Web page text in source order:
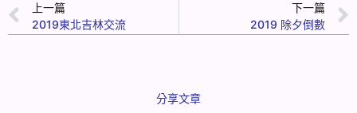
上一篇
2019東北吉林交流
下一篇
2019 除夕倒數
分享文章